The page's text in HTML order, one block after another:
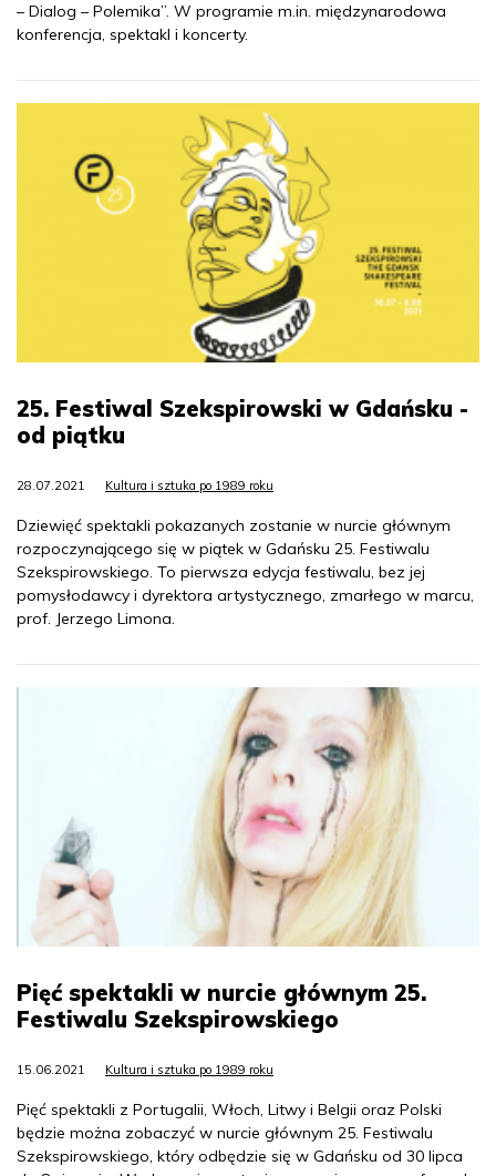
– Dialog – Polemika”. W programie m.in. międzynarodowa
konferencja, spektakl i koncerty.
25. Festiwal Szekspirowski w Gdańsku -
od piątku
28.07.2021 Kultura i sztuka po 1989 roku
Dziewięć spektakli pokazanych zostanie w nurcie głównym
rozpoczynającego się w piątek w Gdańsku 25. Festiwalu
Szekspirowskiego. To pierwsza edycja festiwalu, bez jej
pomysłodawcy i dyrektora artystycznego, zmarłego w marcu,
prof. Jerzego Limona.
Pięć spektakli w nurcie głównym 25.
Festiwalu Szekspirowskiego
15.06.2021 Kultura i sztuka po 1989 roku
Pięć spektakli z Portugalii, Włoch, Litwy i Belgii oraz Polski
będzie można zobaczyć w nurcie głównym 25. Festiwalu
Szekspirowskiego, który odbędzie się w Gdańsku od 30 lipca